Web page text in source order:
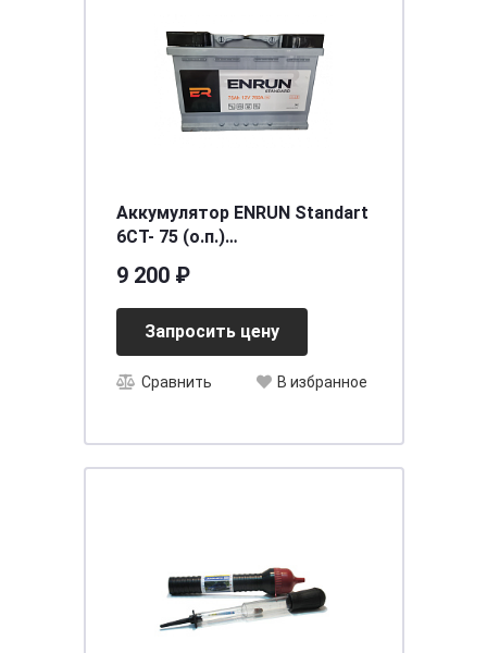
Аккумулятор ENRUN Standart
6СТ- 75 (о.п.)
9 200 ₽
Запросить цену
Сравнить В избранное